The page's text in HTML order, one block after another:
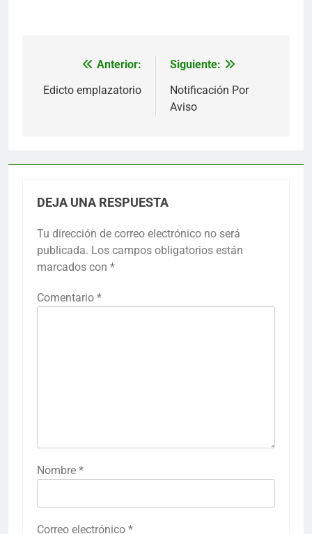
Navegación
de
Anterior:
Edicto emplazatorio
Siguiente:
Notificación Por
Aviso
DEJA UNA RESPUESTA
Tu dirección de correo electrónico no será
publicada. Los campos obligatorios están
marcados con *
Comentario *
Nombre *
Correo electrónico *